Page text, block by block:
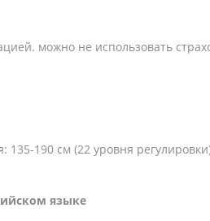
можно не использовать
135-190 см (22 уровня
языке